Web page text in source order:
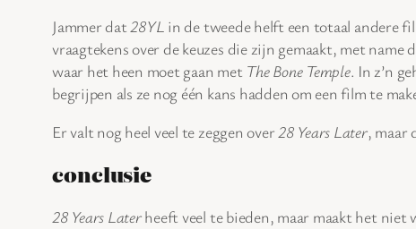
Jammer dat28YL in de tweede helft een totaal andere
vraagtekens over de keuzes die zijn gemaakt, met
waar het heen moet gaan met The Bone Temple. In z’n
begrijpen als ze nog één kans hadden om een film te
Er valt nog heel veel te zeggen over28 Years Later, maar
conclusie
28 Years Laterheeft veel te bieden, maar maakt het niet